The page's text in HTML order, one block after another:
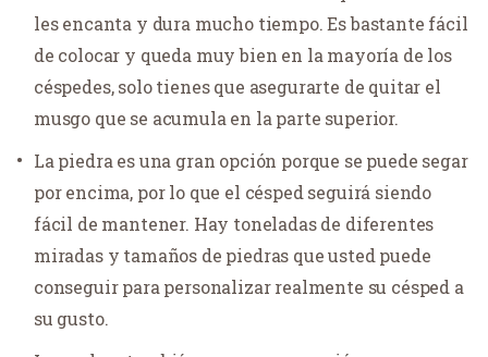
les encanta y dura mucho tiempo. Es bastante fácil
de colocar y queda muy bien en la mayoría de los
céspedes, solo tienes que asegurarte de quitar el
musgo que se acumula en la parte superior.
La piedra es una gran opción porque se puede segar
por encima, por lo que el césped seguirá siendo
fácil de mantener. Hay toneladas de diferentes
miradas y tamaños de piedras que usted puede
conseguir para personalizar realmente su césped a
su gusto.